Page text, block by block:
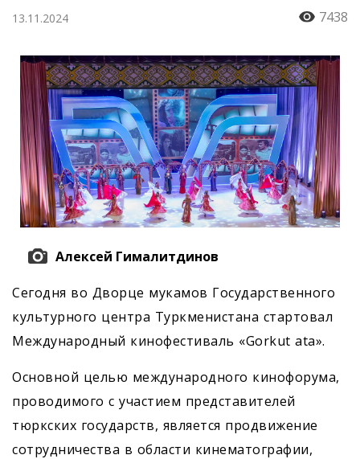
13.11.2024 7438
Алексей Гималитдинов
Сегодня во Дворце мукамов Государственного
культурного центра Туркменистана стартовал
Международный кинофестиваль «Gorkut ata».
Основной целью международного кинофорума,
проводимого с учас­тием представителей
тюркских государств, является продвижение
сотрудничества в области кинематографии,